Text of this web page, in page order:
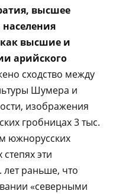
высшее
высшие и
арийского
сходство между
Шумера и
изображения
гробницах 3 тыс.
южнорусских
эти
лет раньше, что
«северными